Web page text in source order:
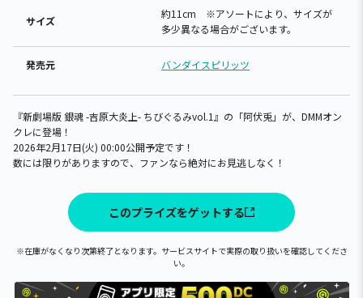
サイズ
約11cm ※アソートにより、サイズが
多少異なる場合がございます。
発売元 バンダイスピリッツ
『新劇場版 銀魂 -吉原大炎上- ちびぐるみvol.1』の「阿伏兎」が、DMMオン
クレに登場！
2026年2月17日(火) 00:00公開予定です！
数には限りがありますので、ファンなら絶対にお見逃しなく！
このプライズをゲットする
※在庫がなくなり次第終了となります。サービスサイトで実際の取り扱いを確認してくださ
い。